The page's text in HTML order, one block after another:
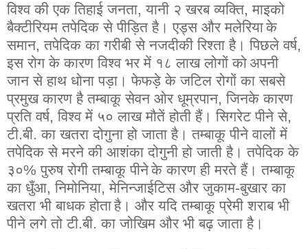
विश्व की एक तिहाई जनता,यानी २ खरब व्यक्ति,माइको
बैक्टीरियम तपेदिक से पीड़ित है।एड्स और मलेरियाके
समान,तपेदिक का गरीबी से नजदीकी रिश्ता है।पिछले वर्ष,
इस रोग के कारण विश्व भर में १८ लाख लोगों कोअपनी
जान से हाथ धोना पड़ा ।फेफड़े के जटिल रोगों का सबसे
प्रमुख कारण है तम्बाकू सेवन ओर धूम्रपान,जिनके कारण
प्रति वर्ष,विश्व में ५० लाख मौतें होती हैं।सिगरेट पीने से,
टी.बी.का खतरा दोगुना हो जाता है।तम्बाकू पीने वालों में
तपेदिक से मरने की आशंका दोगुनी हो जाती है।तपेदिक के
३०%पुरुष रोगी तम्बाकू पीनेके कारण ही मरते हैं।तम्बाकू
का धुँआ,निमोनिया,मेनिन्जाईटिस और जुकाम-बुखार का
खतरा भी बाधक होताहै। और यदि तम्बाकू प्रेमी शराब भी
पीने लगे तो टी.बी.का जोखिम और भी बढ़ जाता है।